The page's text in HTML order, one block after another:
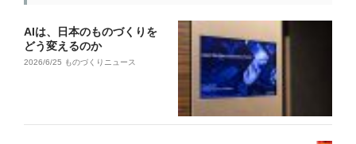
AIは、日本のものづくりを
どう変えるのか
2026/6/25 ものづくりニュース